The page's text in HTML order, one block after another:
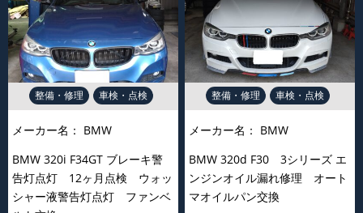
整備・修理 車検・点検
メーカー名： BMW
BMW 320i F34GT ブレーキ警
告灯点灯 12ヶ月点検 ウォッ
シャー液警告灯点灯 ファンベ
整備・修理 車検・点検
メーカー名： BMW
BMW 320d F30 3シリーズ エ
ンジンオイル漏れ修理 オート
マオイルパン交換